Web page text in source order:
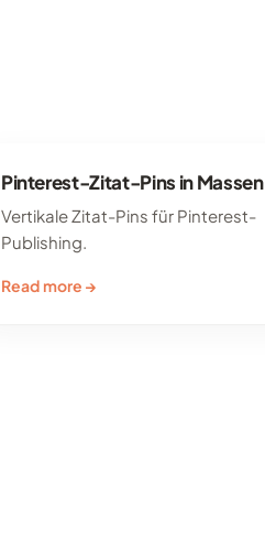
Pinterest-Zitat-Pins in Massen
Vertikale Zitat-Pins für Pinterest-
Publishing.
Read more →